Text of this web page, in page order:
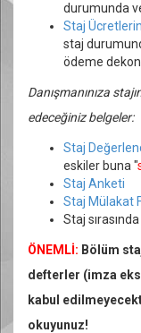
durumunda
Staj
staj
ödeme
Danışmanınıza
edeceğiniz belgeler:
Staj
eskiler buna "
Staj Anketi
Staj Mülakat
Staj
ÖNEMLİ: Bölüm
defterler (imza
kabul
okuyunuz!